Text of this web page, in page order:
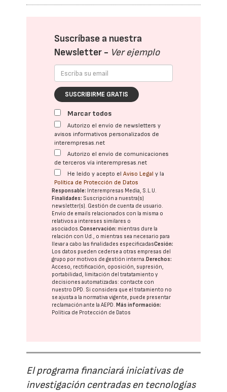
Suscríbase a nuestra
Newsletter - Ver ejemplo
SUSCRIBIRME GRATIS
Marcar todos
Autorizo el envío de newsletters y
avisos informativos personalizados de
interempresas.net
Autorizo el envío de comunicaciones
de terceros vía interempresas.net
He leído y acepto elAviso Legal y la
Política de Protección de Datos
Responsable: Interempresas Media, S.L.U.
Finalidades: Suscripción a nuestra(s)
newsletter(s). Gestión de cuenta de usuario.
Envío de emails relacionados con la misma o
relativos a intereses similares o
asociados.Conservación: mientras dure la
relación con Ud., o mientras sea necesario para
llevar a cabo las finalidades especificadasCesión:
Los datos pueden cederse a otras empresas del
grupo por motivos de gestión interna. Derechos:
Acceso, rectificación, oposición, supresión,
portabilidad, limitación del tratatamiento y
decisiones automatizadas: contacte con
nuestro DPD. Si considera que el tratamiento no
se ajusta a la normativa vigente, puede presentar
reclamación ante laAEPD. Más información:
Política de Protección de Datos
El programa financiará iniciativas de
investigación centradas en tecnologías